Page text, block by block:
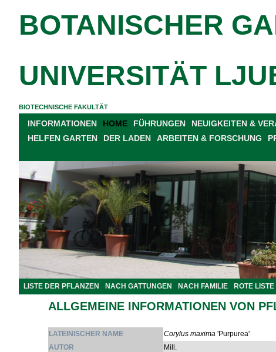
BOTANISCHER
UNIVERSITÄT
BIOTECHNISCHE FAKULTÄT
INFORMATIONEN HOME FÜHRUNGEN NEUIGKEITEN &
HELFEN GARTEN
DER LADEN ARBEITEN & FORSCHUNG
LISTE DER PFLANZEN NACH GATTUNGEN NACH FAMILIE ROTE LISTE
ALLGEMEINE INFORMATIONEN VON
LATEINISCHER NAME Corylus maxima 'Purpurea'
AUTOR
Mill.